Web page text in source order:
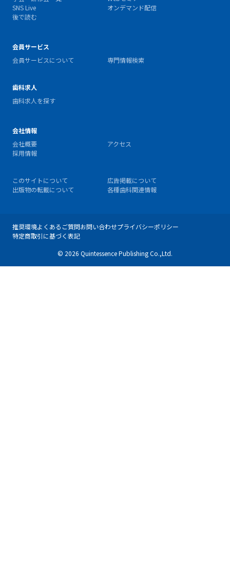
SNS Live
オンデマンド配信
後で読む
会員サービス
会員サービスについて
専門情報検索
歯科求人
歯科求人を探す
会社情報
会社概要
アクセス
採用情報
このサイトについて
広告掲載について
出版物の転載について
各種歯科関連情報
推奨環境よくあるご質問お問い合わせプライバシーポリシー
特定商取引に基づく表記
© 2026 Quintessence Publishing Co.,Ltd.